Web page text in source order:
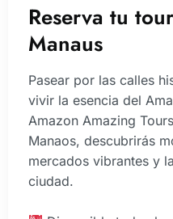
Reserva tu
Manaus
Pasear por las calles
vivir la esencia del
Amazon Amazing
Manaos, descubrirás
mercados vibrantes y
ciudad.